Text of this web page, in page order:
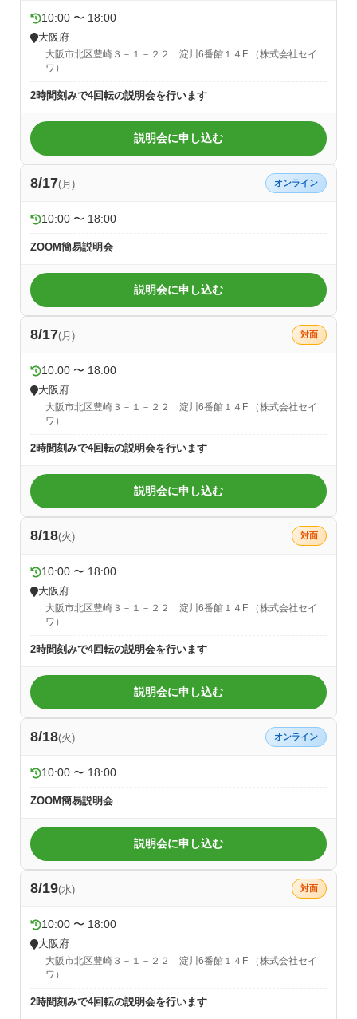
10:00 〜 18:00
大阪府
大阪市北区豊崎３－１－２２ 淀川6番館１４F （株式会社セイ
ワ）
2時間刻みで4回転の説明会を行います
説明会に申し込む
8/17(月) オンライン
10:00 〜 18:00
ZOOM簡易説明会
説明会に申し込む
8/17(月) 対面
10:00 〜 18:00
大阪府
大阪市北区豊崎３－１－２２ 淀川6番館１４F （株式会社セイ
ワ）
2時間刻みで4回転の説明会を行います
説明会に申し込む
8/18(火) 対面
10:00 〜 18:00
大阪府
大阪市北区豊崎３－１－２２ 淀川6番館１４F （株式会社セイ
ワ）
2時間刻みで4回転の説明会を行います
説明会に申し込む
8/18(火) オンライン
10:00 〜 18:00
ZOOM簡易説明会
説明会に申し込む
8/19(水) 対面
10:00 〜 18:00
大阪府
大阪市北区豊崎３－１－２２ 淀川6番館１４F （株式会社セイ
ワ）
2時間刻みで4回転の説明会を行います